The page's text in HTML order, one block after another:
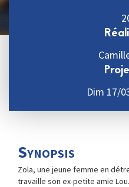
Dim 17/
Synopsis
Zola, une jeune femme en
travaille son ex-petite amie